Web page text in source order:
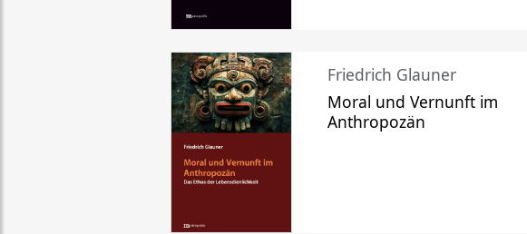
Friedrich Glauner
Moral und Vernunft im
Anthropozän